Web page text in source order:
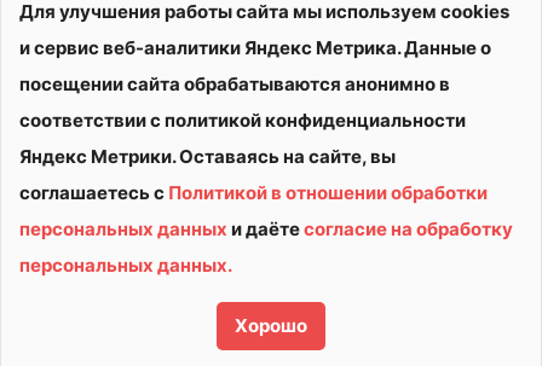
комплексное плавание, соответственно.
Тренер — Анастасия Ислямова.
© 2026 АУ ДО ВО «СШОР «ВИТЯЗЬ»
Политика конфиденциальности
Для улучшения работы сайта мы используем cookies
и сервис веб-аналитики Яндекс Метрика. Данные о
посещении сайта обрабатываются анонимно в
соответствии с политикой конфиденциальности
Яндекс Метрики. Оставаясь на сайте, вы
соглашаетесь с Политикой в отношении обработки
персональных данных и даётесогласие на обработку
персональных данных.
Хорошо